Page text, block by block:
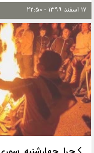
۱۷ اسفند ۱۳۹۹ - ۲۲:۵۰